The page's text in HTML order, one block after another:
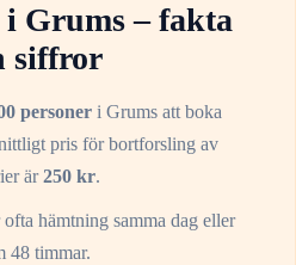
i Grums– fakta
siffror
personeri Grumsatt boka
pris för bortforsling av
är250kr.
hämtning samma dag eller
48 timmar.